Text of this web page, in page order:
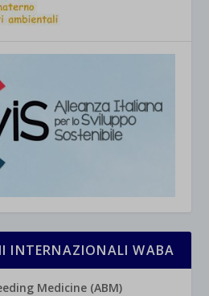
INTERNAZIONALI WABA
Medicine (ABM)